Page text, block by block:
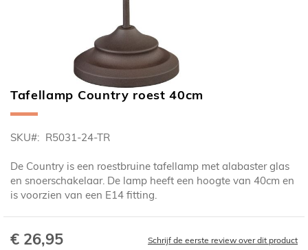
Ga
naar
begin
de
afbeeldingen-
gallerij
Tafellamp Country roest 40cm
SKU R5031-24-TR
De Country is een roestbruine tafellamp met alabaster glas
en snoerschakelaar. De lamp heeft een hoogte van 40cm en
is voorzien van een E14 fitting.
€ 26,95 Schrijf de eerste review over dit product